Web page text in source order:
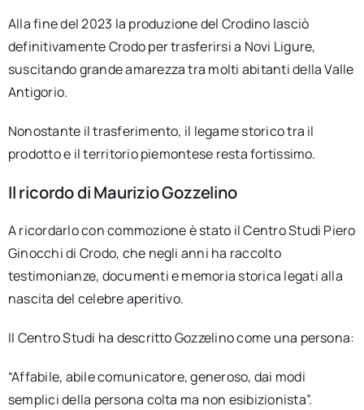
Alla fine del 2023 la produzione del Crodino lasciò
definitivamente Crodo per trasferirsi a Novi Ligure,
suscitando grande amarezza tra molti abitanti della Valle
Antigorio.
Nonostante il trasferimento, il legame storico tra il
prodotto e il territorio piemontese resta fortissimo.
Il ricordo di Maurizio Gozzelino
A ricordarlo con commozione è stato il Centro Studi Piero
Ginocchi di Crodo, che negli anni ha raccolto
testimonianze, documenti e memoria storica legati alla
nascita del celebre aperitivo.
Il Centro Studi ha descritto Gozzelino come una persona:
“Affabile, abile comunicatore, generoso, dai modi
semplici della persona colta ma non esibizionista”.